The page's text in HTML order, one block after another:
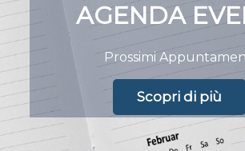
AGENDA
Prossimi
Scopri di più